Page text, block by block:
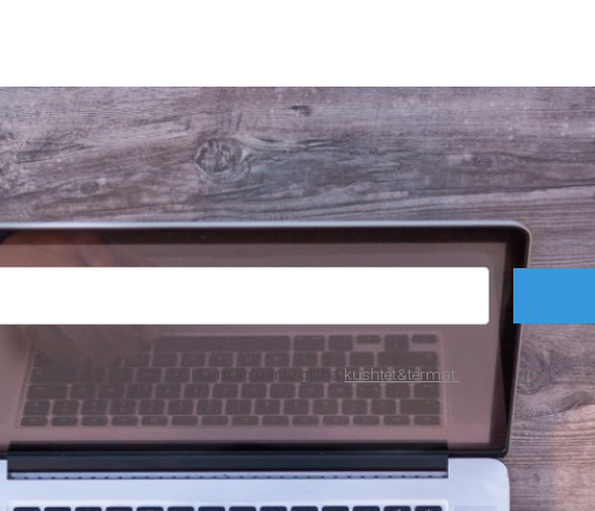
I kam lexuar të gjitha kushtet&termat.